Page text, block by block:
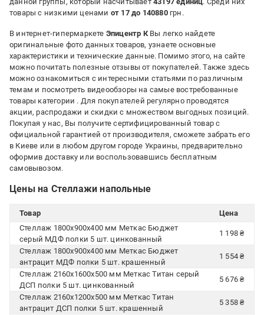
товары с низкими ценами от 17 до 140880грн.
В интернет-гипермаркете Эпицентр КВы легко найдете
оригинальные фото данных товаров, узнаете основные
характеристики и технические данные. Помимо этого, на сайте
можно почитать полезные отзывы от покупателей. Также здесь
можно ознакомиться с интересными статьями по различным
темам и посмотреть видеообзоры на самые востребованные
товары категории . Для покупателей регулярно проводятся
акции, распродажи и скидки с множеством выгодных позиций.
Покупая у нас, Вы получите сертифицированный товар с
официальной гарантией от производителя, сможете забрать его
в Киеве или в любом другом городе Украины, предварительно
оформив доставку или воспользовавшись бесплатным
самовывозом.
Цены на Стеллажи напольные
Товар
Цена
Стеллаж 1800x900x400 мм Меткас Бюджет
серый МДФ полки 5 шт. цинкованный
1 198 ₴
Стеллаж 1800x900x400 мм Меткас Бюджет
антрацит МДФ полки 5 шт. крашенный
1 554 ₴
Стеллаж 2160x1600x500 мм Меткас Титан серый
ДСП полки 5 шт. цинкованный
5 676 ₴
Стеллаж 2160x1200x500 мм Меткас Титан
антрацит ДСП полки 5 шт. крашенный
5 358 ₴